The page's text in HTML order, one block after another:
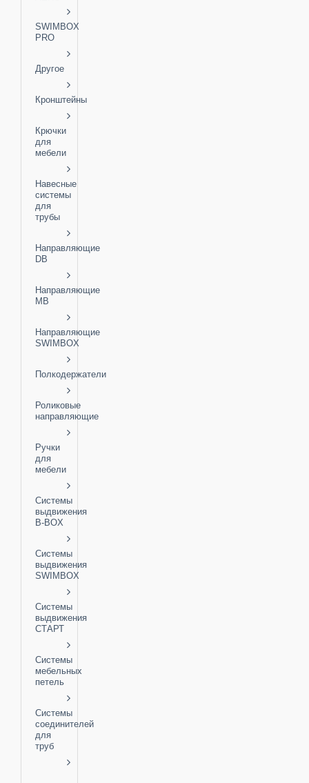
SWIMBOX
PRO
Другое
Кронштейны
Крючки
для
мебели
Навесные
системы
для
трубы
Направляющие
DB
Направляющие
MB
Направляющие
SWIMBOX
Полкодержатели
Роликовые
направляющие
Ручки
для
мебели
Системы
выдвижения
B-BOX
Системы
выдвижения
SWIMBOX
Системы
выдвижения
СТАРТ
Системы
мебельных
петель
Системы
соединителей
для
труб